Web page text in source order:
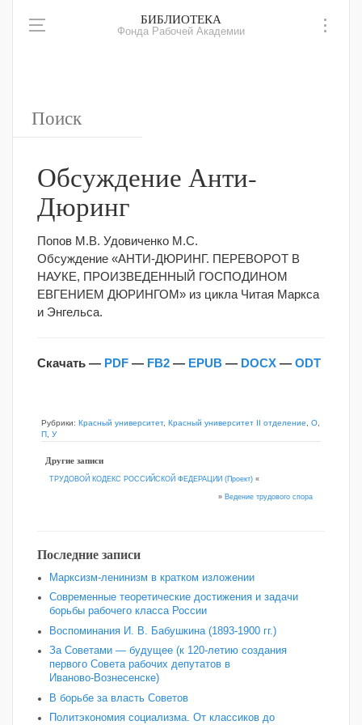
БИБЛИОТЕКА
Фонда Рабочей Академии
Обсуждение Анти-
Дюринг
Попов М.В. Удовиченко М.С.
Обсуждение «АНТИ-ДЮРИНГ. ПЕРЕВОРОТ В
НАУКЕ, ПРОИЗВЕДЕННЫЙ ГОСПОДИНОМ
ЕВГЕНИЕМ ДЮРИНГОМ» из цикла Читая Маркса
и Энгельса.
Скачать — PDF — FB2 — EPUB — DOCX — ODT
Рубрики: Красный университет, Красный университет II отделение О
П У
Другие записи
ТРУДОВОЙ КОДЕКС РОССИЙСКОЙ ФЕДЕРАЦИИ (Проект) «
» Ведение трудового спора
Последние записи
Марксизм-ленинизм в кратком изложении
Современные теоретические достижения и задачи
борьбы рабочего класса России
Воспоминания И. В. Бабушкина (1893-1900 гг.)
За Советами — будущее (к 120‑летию создания
первого Совета рабочих депутатов в
Иваново‑Вознесенске)
В борьбе за власть Советов
Политэкономия социализма. От классиков до